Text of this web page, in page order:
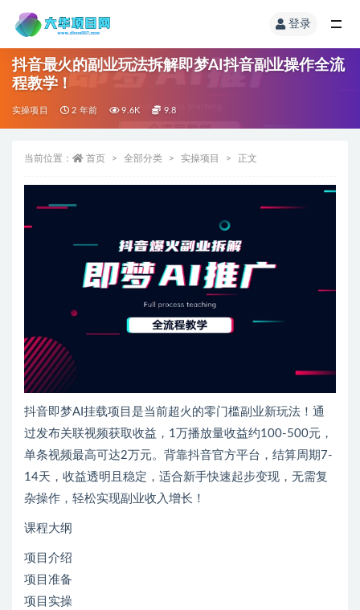
登录
抖音最火的副业玩法拆解即梦AI抖音副业操作全流
程教学！
实操项目 2 年前 9.6K 9.8
当前位置： 首页 全部分类 实操项目 正文
抖音即梦AI挂载项目是当前超火的零门槛副业新玩法！通
过发布关联视频获取收益，1万播放量收益约100-500元，
单条视频最高可达2万元。背靠抖音官方平台，结算周期7-
14天，收益透明且稳定，适合新手快速起步变现，无需复
杂操作，轻松实现副业收入增长！
课程大纲
项目介绍
项目准备
项目实操